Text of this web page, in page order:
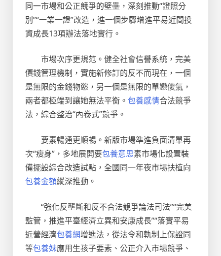
同一市場和公正競爭的壁壘，深刻推動“證照分
別”“一業一證”改造，進一個步驟增進平易近間投
資成長13項辦法落地實行。
市場次序更規范。健全社會信譽系統，完美
價錢管理機制，實施新修訂的反不而現在，一個
是無限的金錢物慾，另一個是無限的單戀傻氣，
兩者都極端到讓她無法平衡。 包養感情合法競爭
法，綜合整治“內卷式”競爭。
要素暢通更順暢。新版市場準進負面清單再
次“瘦身”，多地展開要包養意思素市場化設置裝
備擺設綜合改造試點，全國同一年夜市場扶植向
包養金額縱深推動。
“強化反壟斷和反不合法競爭論法司法”“完美
監管，推進平臺經濟立異和安康成長”“落實平易
近營經濟包養網增進法，從法令和軌制上保證同
等包養妹應用生孩子要素、公正介入市場競爭、